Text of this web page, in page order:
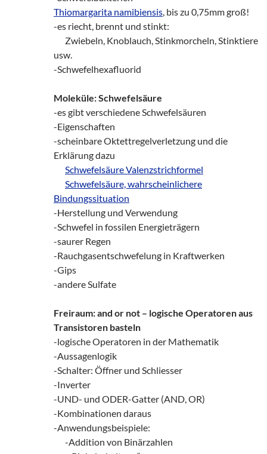
Thiomargarita namibiensis, bis zu 0,75mm groß!
-es riecht, brennt und stinkt:
Zwiebeln, Knoblauch, Stinkmorcheln, Stinktiere
usw.
-Schwefelhexafluorid
Moleküle: Schwefelsäure
-es gibt verschiedene Schwefelsäuren
-Eigenschaften
-scheinbare Oktettregelverletzung und die
Erklärung dazu
Schwefelsäure Valenzstrichformel
Schwefelsäure, wahrscheinlichere
Bindungssituation
-Herstellung und Verwendung
-Schwefel in fossilen Energieträgern
-saurer Regen
-Rauchgasentschwefelung in Kraftwerken
-Gips
-andere Sulfate
Freiraum: and or not – logische Operatoren aus
Transistoren basteln
-logische Operatoren in der Mathematik
-Aussagenlogik
-Schalter: Öffner und Schliesser
-Inverter
-UND- und ODER-Gatter (AND, OR)
-Kombinationen daraus
-Anwendungsbeispiele:
-Addition von Binärzahlen